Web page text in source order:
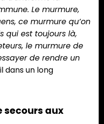
Le murmure,
ce murmure qu’on
qui est toujours là,
le murmure de
de rendre un
dans un long
secours aux